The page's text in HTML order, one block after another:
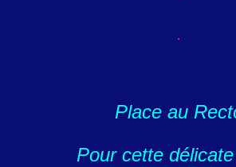
Place au
Pour cette